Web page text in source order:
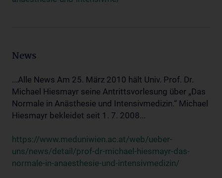
News
...Alle News Am 25. März 2010 hält Univ. Prof. Dr.
Michael Hiesmayr seine Antrittsvorlesung über „Das
Normale in Anästhesie und Intensivmedizin.“ Michael
Hiesmayr bekleidet seit 1. 7. 2008...
https://www.meduniwien.ac.at/web/ueber-
uns/news/detail/prof-dr-michael-hiesmayr-das-
normale-in-anaesthesie-und-intensivmedizin/